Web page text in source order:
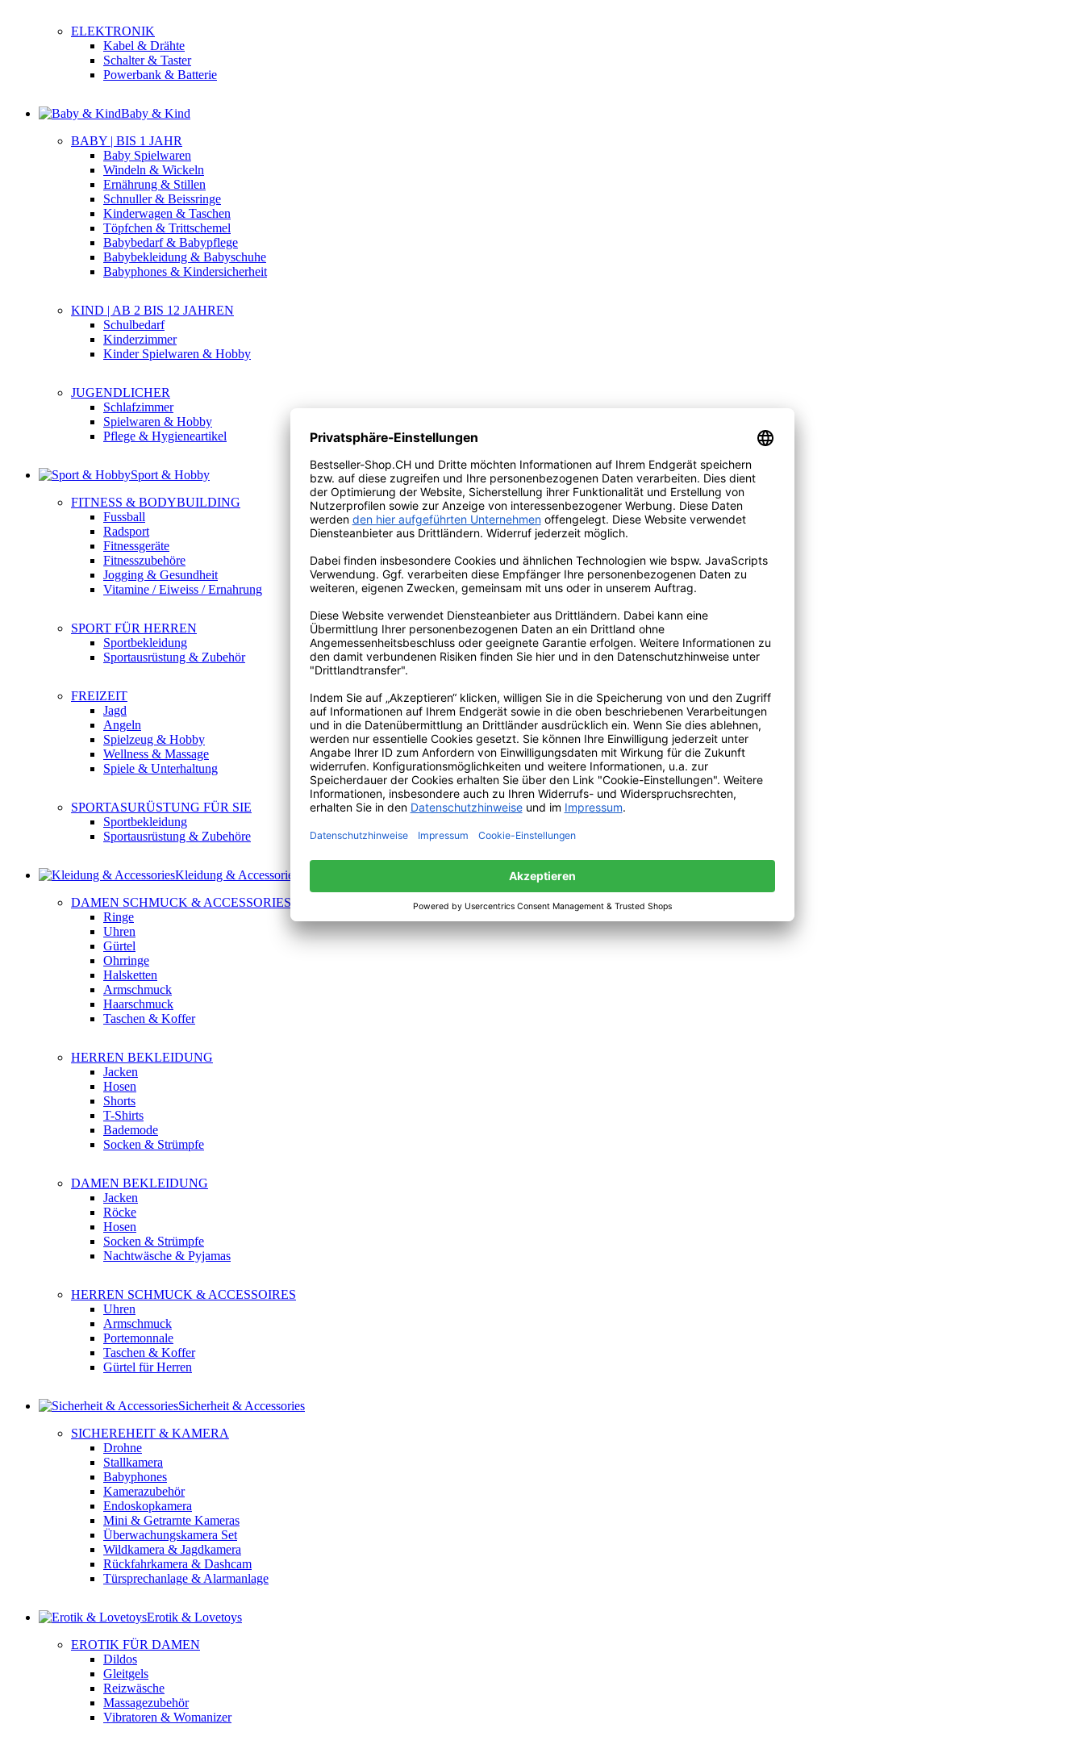
ELEKTRONIK
Kabel & Drähte
Schalter & Taster
Powerbank & Batterie
Baby & Kind
BABY | BIS 1 JAHR
Baby Spielwaren
Windeln & Wickeln
Ernährung & Stillen
Schnuller & Beissringe
Kinderwagen & Taschen
Töpfchen & Trittschemel
Babybedarf & Babypflege
Babybekleidung & Babyschuhe
Babyphones & Kindersicherheit
KIND | AB 2 BIS 12 JAHREN
Schulbedarf
Kinderzimmer
Kinder Spielwaren & Hobby
JUGENDLICHER
Schlafzimmer
Spielwaren & Hobby
Pflege & Hygieneartikel
Sport & Hobby
FITNESS & BODYBUILDING
Fussball
Radsport
Fitnessgeräte
Fitnesszubehöre
Jogging & Gesundheit
Vitamine / Eiweiss / Ernahrung
SPORT FÜR HERREN
Sportbekleidung
Sportausrüstung & Zubehör
FREIZEIT
Jagd
Angeln
Spielzeug & Hobby
Wellness & Massage
Spiele & Unterhaltung
SPORTASURÜSTUNG FÜR SIE
Sportbekleidung
Sportausrüstung & Zubehöre
Kleidung & Accessories
DAMEN SCHMUCK & ACCESSORIES
Ringe
Uhren
Gürtel
Ohrringe
Halsketten
Armschmuck
Haarschmuck
Taschen & Koffer
HERREN BEKLEIDUNG
Jacken
Hosen
Shorts
T-Shirts
Bademode
Socken & Strümpfe
DAMEN BEKLEIDUNG
Jacken
Röcke
Hosen
Socken & Strümpfe
Nachtwäsche & Pyjamas
HERREN SCHMUCK & ACCESSOIRES
Uhren
Armschmuck
Portemonnale
Taschen & Koffer
Gürtel für Herren
Sicherheit & Accessories
SICHEREHEIT & KAMERA
Drohne
Stallkamera
Babyphones
Kamerazubehör
Endoskopkamera
Mini & Getrarnte Kameras
Überwachungskamera Set
Wildkamera & Jagdkamera
Rückfahrkamera & Dashcam
Türsprechanlage & Alarmanlage
Erotik & Lovetoys
EROTIK FÜR DAMEN
Dildos
Gleitgels
Reizwäsche
Massagezubehör
Vibratoren & Womanizer